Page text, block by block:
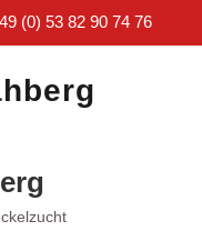
(0) 53 82 90 74 76